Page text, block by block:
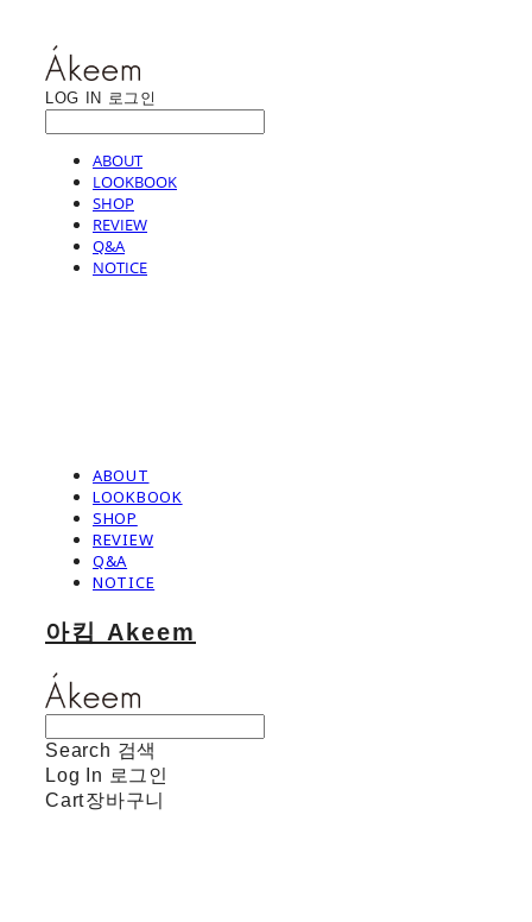
LOG IN 로그인
ABOUT
LOOKBOOK
SHOP
REVIEW
Q&A
NOTICE
ABOUT
LOOKBOOK
SHOP
REVIEW
Q&A
NOTICE
아킴 Akeem
Search 검색
Log In 로그인
Cart장바구니